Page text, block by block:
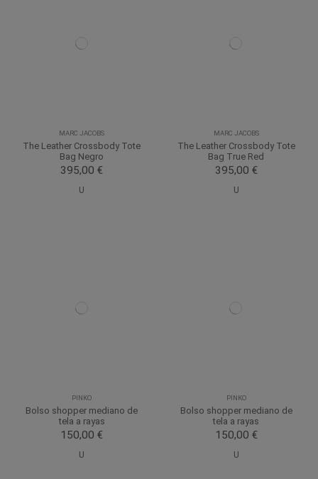
MARC JACOBS
The Leather Crossbody Tote
Bag Negro
395,00 €
U
MARC JACOBS
The Leather Crossbody Tote
Bag True Red
395,00 €
U
PINKO
Bolso shopper mediano de
tela a rayas
150,00 €
U
PINKO
Bolso shopper mediano de
tela a rayas
150,00 €
U